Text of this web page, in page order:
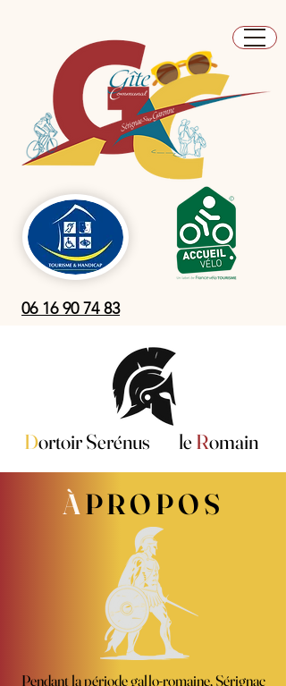
06 16 90 74 83
Dortoir Serénus leRomain
ÀPROPOS
Pendant la période gallo-romaine, Sérignac